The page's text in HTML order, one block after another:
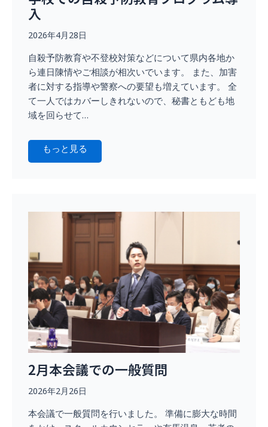
入
2026年4月28日
自殺予防教育や不登校対策などについて県内各地か
ら連日陳情やご相談が相次いでいます。 また、加害
者に対する指導や警察への要望も増えています。 全
て一人ではカバーしきれないので、秘書ともども地
域を回らせて…
もっと見る
2月本会議での一般質問
2026年2月26日
本会議で一般質問を行いました。 準備に膨大な時間